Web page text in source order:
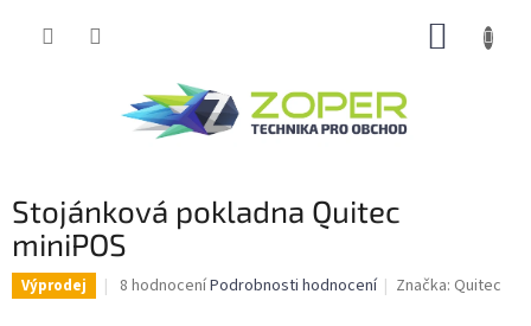
Stojánková pokladna Quitec
miniPOS
Výprodej
Průměrné
8 hodnoceníPodrobnosti hodnocení Značka: Quitec